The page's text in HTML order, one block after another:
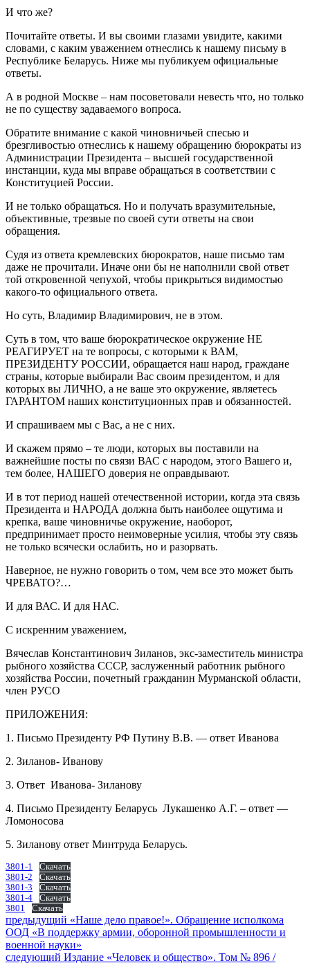
И что же?
Почитайте ответы. И вы своими глазами увидите, какими
словами, с каким уважением отнеслись к нашему письму в
Республике Беларусь. Ниже мы публикуем официальные
ответы.
А в родной Москве – нам посоветовали невесть что, но только
не по существу задаваемого вопроса.
Обратите внимание с какой чиновничьей спесью и
брезгливостью отнеслись к нашему обращению бюрократы из
Администрации Президента – высшей государственной
инстанции, куда мы вправе обращаться в соответствии с
Конституцией России.
И не только обращаться. Но и получать вразумительные,
объективные, трезвые по своей сути ответы на свои
обращения.
Судя из ответа кремлевских бюрократов, наше письмо там
даже не прочитали. Иначе они бы не наполнили свой ответ
той откровенной чепухой, чтобы прикрыться видимостью
какого-то официального ответа.
Но суть, Владимир Владимирович, не в этом.
Суть в том, что ваше бюрократическое окружение НЕ
РЕАГИРУЕТ на те вопросы, с которыми к ВАМ,
ПРЕЗИДЕНТУ РОССИИ, обращается наш народ, граждане
страны, которые выбирали Вас своим президентом, и для
которых вы ЛИЧНО, а не ваше это окружение, являетесь
ГАРАНТОМ наших конституционных прав и обязанностей.
И спрашиваем мы с Вас, а не с них.
И скажем прямо – те люди, которых вы поставили на
важнейшие посты по связи ВАС с народом, этого Вашего и,
тем более, НАШЕГО доверия не оправдывают.
И в тот период нашей отечественной истории, когда эта связь
Президента и НАРОДА должна быть наиболее ощутима и
крепка, ваше чиновничье окружение, наоборот,
предпринимает просто неимоверные усилия, чтобы эту связь
не только всячески ослабить, но и разорвать.
Наверное, не нужно говорить о том, чем все это может быть
ЧРЕВАТО?…
И для ВАС. И для НАС.
С искренним уважением,
Вячеслав Константинович Зиланов, экс-заместитель министра
рыбного хозяйства СССР, заслуженный работник рыбного
хозяйства России, почетный гражданин Мурманской области,
член РУСО
ПРИЛОЖЕНИЯ:
1. Письмо Президенту РФ Путину В.В. — ответ Иванова
2. Зиланов- Иванову
3. Ответ Иванова- Зиланову
4. Письмо Президенту Беларусь Лукашенко А.Г. – ответ —
Ломоносова
5. Зиланову ответ Минтруда Беларусь.
3801-1
Скачать
3801-2
Скачать
3801-3
Скачать
3801-4
Скачать
3801
Скачать
Навигация
по
записям
предыдущий Предыдущий
пост:
«Наше дело правое!». Обращение исполкома
ООД «В поддержку армии, оборонной промышленности и
военной науки»
следующий Следующее
Издание «Человек и общество». Том № 896 /